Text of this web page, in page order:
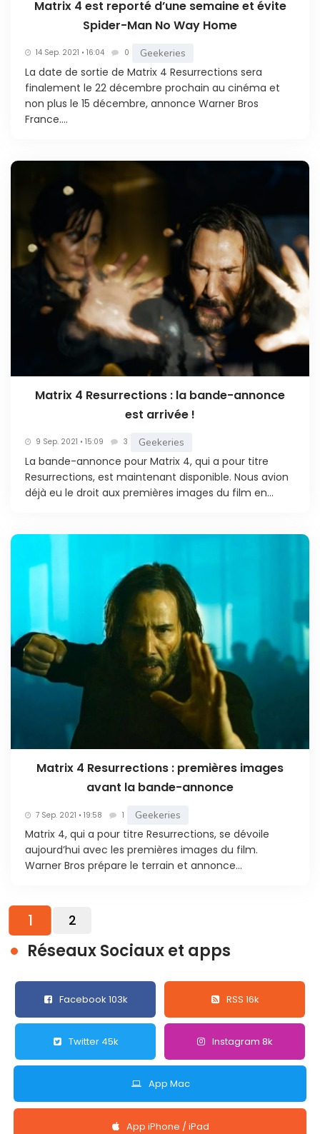
Matrix 4 est reporté d’une semaine et évite
Spider-Man No Way Home
14 Sep. 2021 • 16:04 0 Geekeries
La date de sortie de Matrix 4 Resurrections sera
finalement le 22 décembre prochain au cinéma et
non plus le 15 décembre, annonce Warner Bros
France....
Matrix 4 Resurrections : la bande-annonce
est arrivée !
9 Sep. 2021 • 15:09 3 Geekeries
La bande-annonce pour Matrix 4, qui a pour titre
Resurrections, est maintenant disponible. Nous avion
déjà eu le droit aux premières images du film en...
Matrix 4 Resurrections : premières images
avant la bande-annonce
7 Sep. 2021 • 19:58 1 Geekeries
Matrix 4, qui a pour titre Resurrections, se dévoile
aujourd’hui avec les premières images du film.
Warner Bros prépare le terrain et annonce...
1 2
Réseaux Sociaux et apps
Facebook 103k RSS 16k
Twitter 45k Instagram 8k
App Mac
App iPhone / iPad